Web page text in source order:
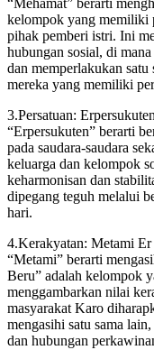
“Mehamat” berarti
kelompok yang memiliki
pihak pemberi istri. Ini
hubungan sosial, di
dan memperlakukan satu
mereka yang memiliki
3.Persatuan:
“Erpersukuten” berarti
pada saudara-saudara
keluarga dan kelompok
keharmonisan dan
dipegang teguh melalui
hari.
4.Kerakyatan: Metami
“Metami” berarti
Beru” adalah kelompok
menggambarkan nilai
masyarakat Karo
mengasihi satu sama
dan hubungan